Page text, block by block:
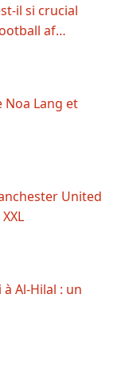
il si crucial
af…
Noa Lang et
United
Al-Hilal : un